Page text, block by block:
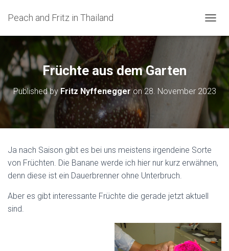
Peach and Fritz in Thailand
A
G
A
I
N
U
C
H
Früchte aus dem Garten
Published byFritz Nyffeneggeron28. November 2023
Ja nach Saison gibt es bei uns meistens irgendeine Sorte
von Früchten. Die Banane werde ich hier nur kurz erwähnen,
denn diese ist ein Dauerbrenner ohne Unterbruch.
Aber es gibt interessante Früchte die gerade jetzt aktuell
sind.